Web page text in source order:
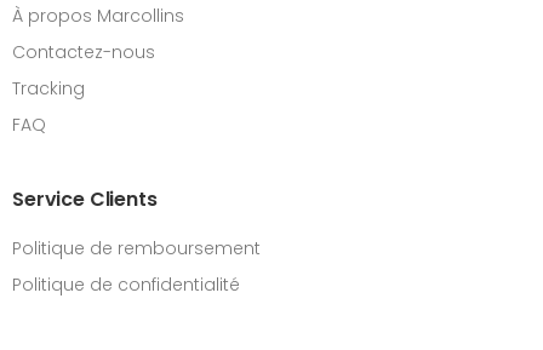
À propos Marcollins
Contactez-nous
Tracking
FAQ
Service Clients
Politique de remboursement
Politique de confidentialité